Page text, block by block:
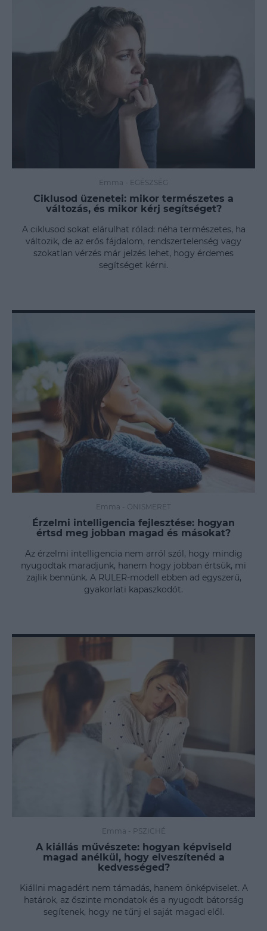
Emma - EGÉSZSÉG
Ciklusod üzenetei: mikor természetes a
változás, és mikor kérj segítséget?
A ciklusod sokat elárulhat rólad: néha természetes, ha
változik, de az erős fájdalom, rendszertelenség vagy
szokatlan vérzés már jelzés lehet, hogy érdemes
segítséget kérni.
Emma - ÖNISMERET
Érzelmi intelligencia fejlesztése: hogyan
értsd meg jobban magad és másokat?
Az érzelmi intelligencia nem arról szól, hogy mindig
nyugodtak maradjunk, hanem hogy jobban értsük, mi
zajlik bennünk. A RULER-modell ebben ad egyszerű,
gyakorlati kapaszkodót.
Emma - PSZICHÉ
A kiállás művészete: hogyan képviseld
magad anélkül, hogy elveszítenéd a
kedvességed?
Kiállni magadért nem támadás, hanem önképviselet. A
határok, az őszinte mondatok és a nyugodt bátorság
segítenek, hogy ne tűnj el saját magad elől.